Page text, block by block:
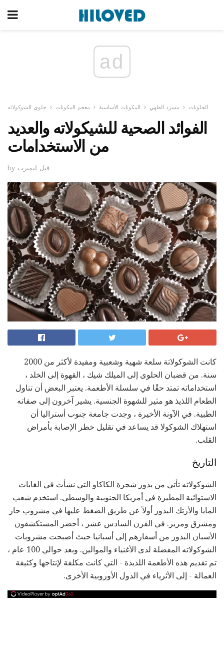
ad
الحلويات مسرد الطهي المكونات الأساسية معجم المكونات حلوى الشوكولاته
الفوائد الصحية للشيكولاته والعديد
من الاستخدامات
by فيل ليمبرت
كانت الشوكولاتة سلعة شهية وشعبية ومفيدة لأكثر من 2000
سنة. من قضبان الحلوى إلى الميلك شيك ، القهوة إلى الخلد ،
استخداماته تمتد حقًا في سلسلة الأطعمة. يعتبر البعض أن تناول
الطعام اللذيذ هو مثير للشهوة الجنسية. يشير آخرون إلى صفاته
الطبية. في الآونة الأخيرة ، وجدت جامعة جنوب أستراليا أن
استهلاك الشوكولا قد يساعد في تقليل خطر الإصابة بأمراض
القلب.
التاريخ
الشوكولاته تأتي من بذور شجرة الكاكاو التي نشأت في الغابات
الاستوائية المطيرة في أمريكا الجنوبية والوسطى. استخدم شعب
المايا والأزتك البذور أولاً عن طريق الضغط عليها في مشروب حار
ومشرق ومرير. في القرن السادس عشر ، أحضر المستكشفون
الأسبان البذور من أسفارهم إلى أسبانيا حيث أصبحت مشروبات
الشوكولاته المفضلة لدى الأغنياء والموالين. وبعد حوالي 100 عام ،
تم تقديم هذه الأطعمة اللذيذة - التي كانت مكلفة لإنتاجها وكثيفة
العمالة - إلى الأثرياء في الدول الأوروبية الأخرى.